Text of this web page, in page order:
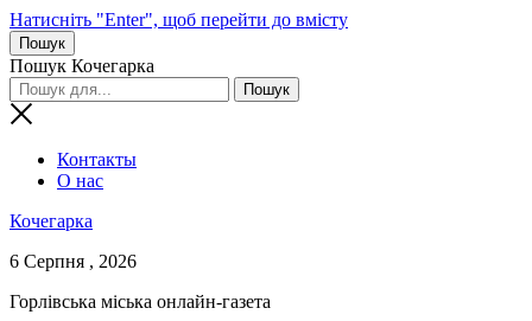
Натисніть "Enter", щоб перейти до вмісту
Пошук
Пошук Кочегарка
Контакты
О нас
Кочегарка
6 Серпня , 2026
Горлівська міська онлайн-газета